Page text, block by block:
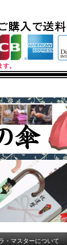
。
・マスターについて